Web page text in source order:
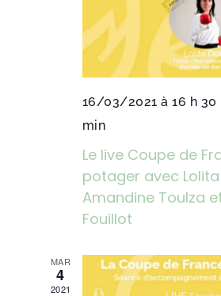
16/03/2021 à 16 h 30
min
Le live Coupe de
potager avec Lolita
Amandine Toulza
Fouillot
MAR
4
2021